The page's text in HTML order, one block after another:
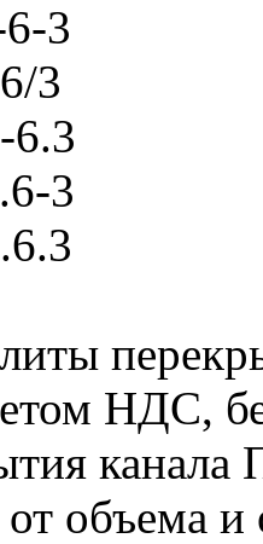
3
3
6.3
3
НДС,
от объема